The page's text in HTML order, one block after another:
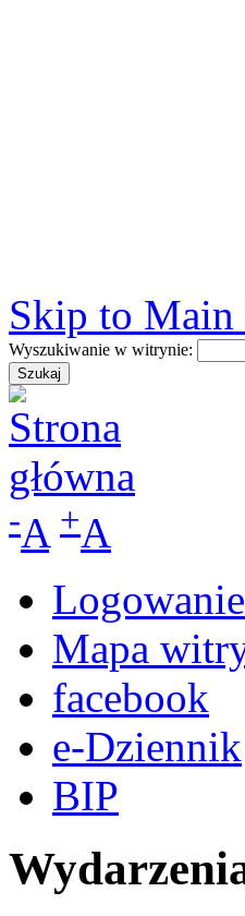
Skip to Main
Wyszukiwanie w witrynie:
-A +A
Logowanie
Mapa
facebook
e-Dziennik
BIP